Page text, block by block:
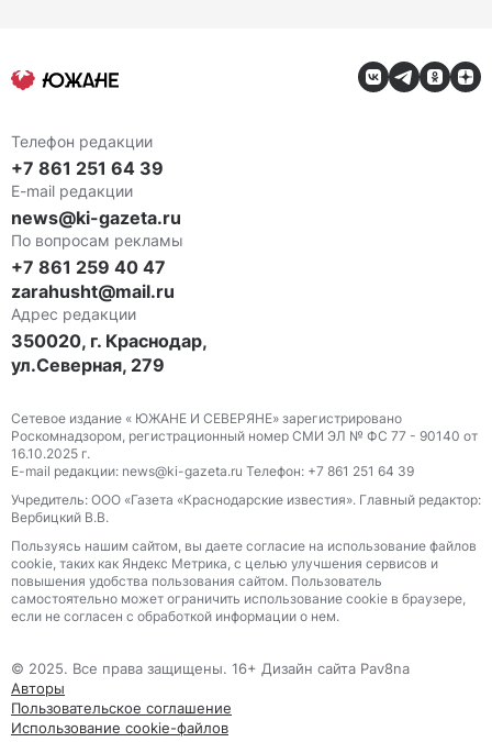
Телефон редакции
+7 861 251 64 39
E-mail редакции
news@ki-gazeta.ru
По вопросам рекламы
+7 861 259 40 47
zarahusht@mail.ru
Адрес редакции
350020, г. Краснодар,
ул.Северная, 279
Сетевое издание « ЮЖАНЕ И СЕВЕРЯНЕ» зарегистрировано
Роскомнадзором, регистрационный номер СМИ ЭЛ № ФС 77 - 90140 от
16.10.2025 г.
E-mail редакции: news@ki-gazeta.ru Телефон: +7 861 251 64 39
Учредитель: ООО «Газета «Краснодарские известия». Главный редактор:
Вербицкий В.В.
Пользуясь нашим сайтом, вы даете согласие на использование файлов
сооkіе, таких как Яндекс Метрика, с целью улучшения сервисов и
повышения удобства пользования сайтом. Пользователь
самостоятельно может ограничить использование сооkіе в браузере,
если не согласен с обработкой информации о нем.
© 2025. Все права защищены. 16+ Дизайн сайта Pav8na
Авторы
Пользовательское соглашение
Использование cookie-файлов